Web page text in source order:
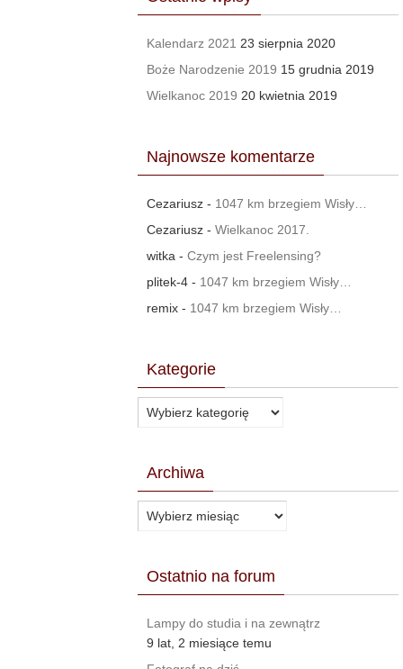
Kalendarz 2021 23 sierpnia 2020
Boże Narodzenie 2019 15 grudnia 2019
Wielkanoc 2019 20 kwietnia 2019
Najnowsze komentarze
Cezariusz - 1047 km brzegiem Wisły…
Cezariusz - Wielkanoc 2017.
witka - Czym jest Freelensing?
plitek-4 - 1047 km brzegiem Wisły…
remix - 1047 km brzegiem Wisły…
Kategorie
Kategorie
Archiwa
Archiwa
Ostatnio na forum
Lampy do studia i na zewnątrz
9 lat, 2 miesiące temu